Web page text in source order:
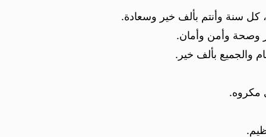
كل سنة وأنتم بألف خير وسعادة.
وصحة وأمن وأمان.
والجميع بألف خير.
مكروه.